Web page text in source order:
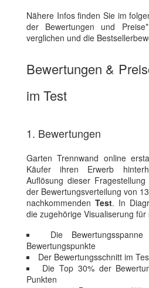
Nähere Infos finden Sie im
der Bewertungen und
verglichen und die
Bewertungen &
im Test
1. Bewertungen
Garten Trennwand online
Käufer ihren Erwerb
Auflösung dieser
der Bewertungsverteilung von
nachkommenden Test. In
die zugehörige Visualiserung
Die
Bewertungspunkte
Der Bewertungsschnitt im
Die Top 30% der
Punkten